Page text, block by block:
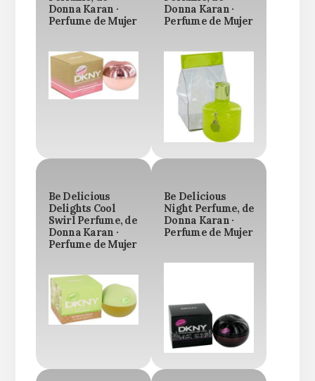
Donna Karan ·
Perfume de Mujer
Donna Karan ·
Perfume de Mujer
Be Delicious
Delights Cool
Swirl Perfume, de
Donna Karan ·
Perfume de Mujer
Be Delicious
Night Perfume, de
Donna Karan ·
Perfume de Mujer